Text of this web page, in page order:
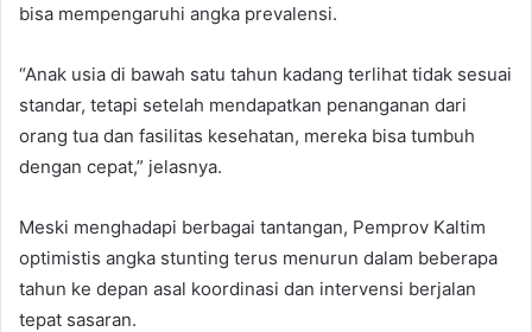
bisa mempengaruhi angka prevalensi.
“Anak usia di bawah satu tahun kadang terlihat tidak sesuai
standar, tetapi setelah mendapatkan penanganan dari
orang tua dan fasilitas kesehatan, mereka bisa tumbuh
dengan cepat,” jelasnya.
Meski menghadapi berbagai tantangan, Pemprov Kaltim
optimistis angka stunting terus menurun dalam beberapa
tahun ke depan asal koordinasi dan intervensi berjalan
tepat sasaran.